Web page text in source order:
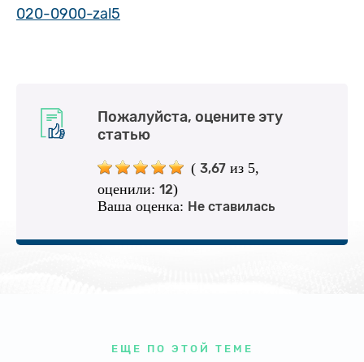
020-0900-zal5
Пожалуйста, оцените эту
статью
( 3,67 из 5,
оценили: 12)
Ваша оценка: Не ставилась
ЕЩЕ ПО ЭТОЙ ТЕМЕ